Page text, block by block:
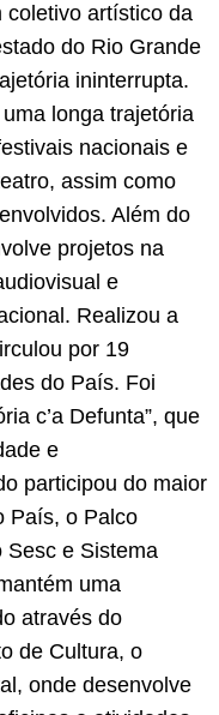
coletivo artístico da
do Rio Grande
ininterrupta.
longa trajetória
nacionais e
assim como
Além do
projetos na
e
Realizou a
por 19
do País. Foi
c’a Defunta”, que
e
participou do maior
País, o Palco
Sesc e Sistema
uma
através do
de Cultura, o
onde desenvolve